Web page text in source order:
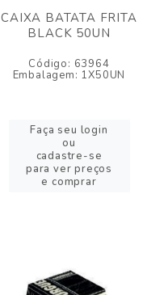
CAIXA BATATA FRITA
BLACK 50UN
Código: 63964
Embalagem: 1X50UN
Faça seu login
ou
cadastre-se
para ver preços
e comprar